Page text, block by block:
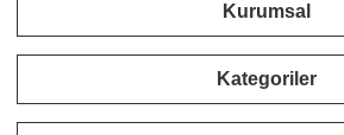
Kurumsal
Kategoriler